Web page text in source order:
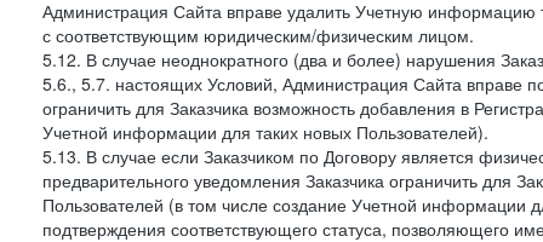
Администрация Сайта вправе удалить Учетную информацию
с соответствующим юридическим/физическим лицом.
5.12. В случае неоднократного (два и более) нарушения
5.6., 5.7. настоящих Условий, Администрация Сайта вправе
ограничить для Заказчика возможность добавления в
Учетной информации для таких новых Пользователей).
5.13. В случае если Заказчиком по Договору является
предварительного уведомления Заказчика ограничить для
Пользователей (в том числе создание Учетной информации
подтверждения соответствующего статуса, позволяющего